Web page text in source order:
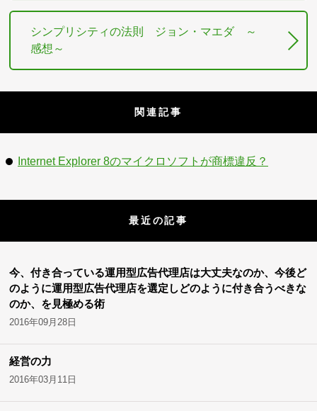
シンプリシティの法則 ジョン・マエダ ～
感想～
関連記事
Internet Explorer 8のマイクロソフトが商標違反？
最近の記事
今、付き合っている運用型広告代理店は大丈夫なのか、今後ど
のように運用型広告代理店を選定しどのように付き合うべきな
のか、を見極める術
2016年09月28日
経営の力
2016年03月11日